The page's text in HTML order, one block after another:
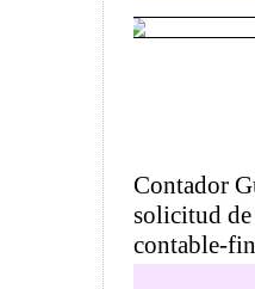
Contador
solicitud
contable-